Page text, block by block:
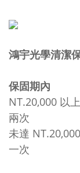
鴻宇光學清潔
保固期內
NT.20,000 以
兩次
未達
一次